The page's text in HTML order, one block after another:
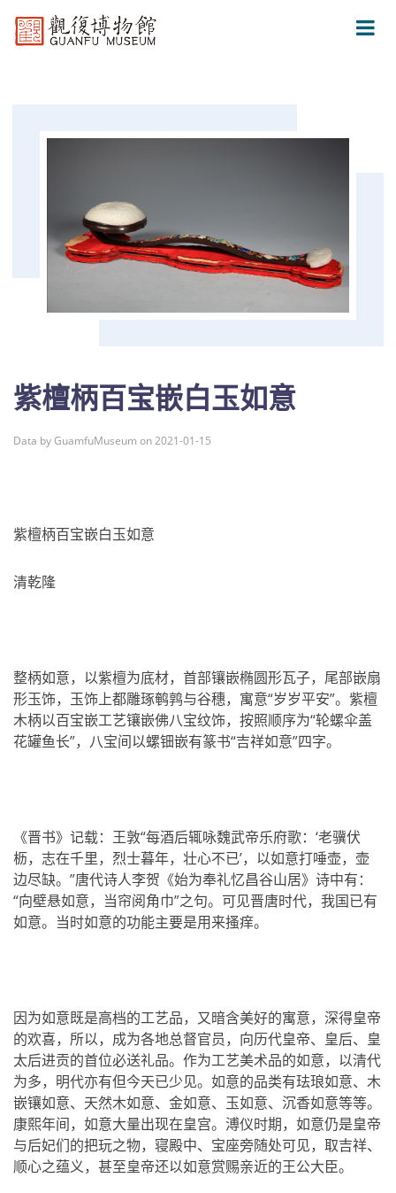
紫檀柄百宝嵌白玉如意
Data by GuamfuMuseum on 2021-01-15
紫檀柄百宝嵌白玉如意
清乾隆
整柄如意，以紫檀为底材，首部镶嵌椭圆形瓦子，尾部嵌扇
形玉饰，玉饰上都雕琢鹌鹑与谷穗，寓意“岁岁平安”。紫檀
木柄以百宝嵌工艺镶嵌佛八宝纹饰，按照顺序为“轮螺伞盖
花罐鱼长”，八宝间以螺钿嵌有篆书“吉祥如意”四字。
《晋书》记载：王敦“每酒后辄咏魏武帝乐府歌：‘老骥伏
枥，志在千里，烈士暮年，壮心不已’，以如意打唾壶，壶
边尽缺。”唐代诗人李贺《始为奉礼忆昌谷山居》诗中有：
“向壁悬如意，当帘阅角巾”之句。可见晋唐时代，我国已有
如意。当时如意的功能主要是用来搔痒。
因为如意既是高档的工艺品，又暗含美好的寓意，深得皇帝
的欢喜，所以，成为各地总督官员，向历代皇帝、皇后、皇
太后进贡的首位必送礼品。作为工艺美术品的如意，以清代
为多，明代亦有但今天已少见。如意的品类有珐琅如意、木
嵌镶如意、天然木如意、金如意、玉如意、沉香如意等等。
康熙年间，如意大量出现在皇宫。溥仪时期，如意仍是皇帝
与后妃们的把玩之物，寝殿中、宝座旁随处可见，取吉祥、
顺心之蕴义，甚至皇帝还以如意赏赐亲近的王公大臣。